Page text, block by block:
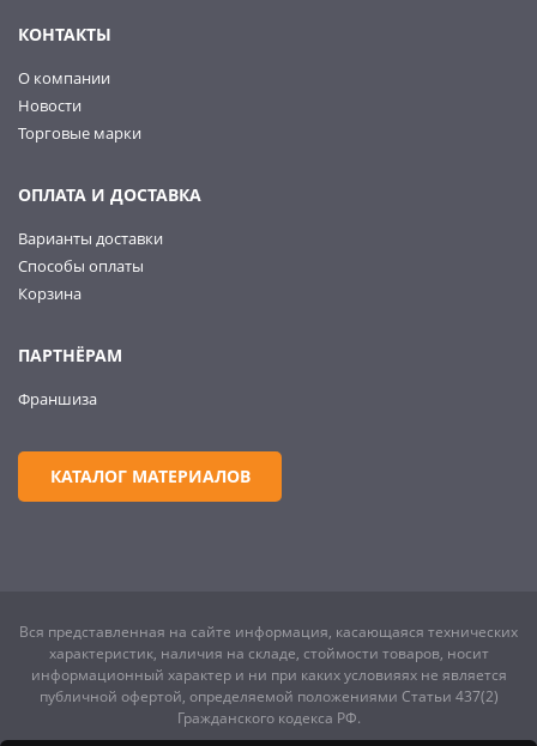
КОНТАКТЫ
О компании
Новости
Торговые марки
ОПЛАТА И ДОСТАВКА
Варианты доставки
Способы оплаты
Корзина
ПАРТНЁРАМ
Франшиза
КАТАЛОГ МАТЕРИАЛОВ
Вся представленная на сайте информация, касающаяся технических
характеристик, наличия на складе, стоймости товаров, носит
информационный характер и ни при каких условияях не является
публичной офертой, определяемой положениями Статьи 437(2)
Гражданского кодекса РФ.